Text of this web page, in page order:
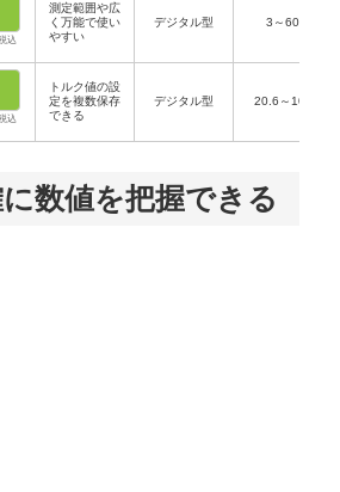
込
測定範囲や広
く万能で使い
やすい
デジタル型 3～60
込
トルク値の設
定を複数保存
できる
デジタル型 20.6～103
数値を把握できる